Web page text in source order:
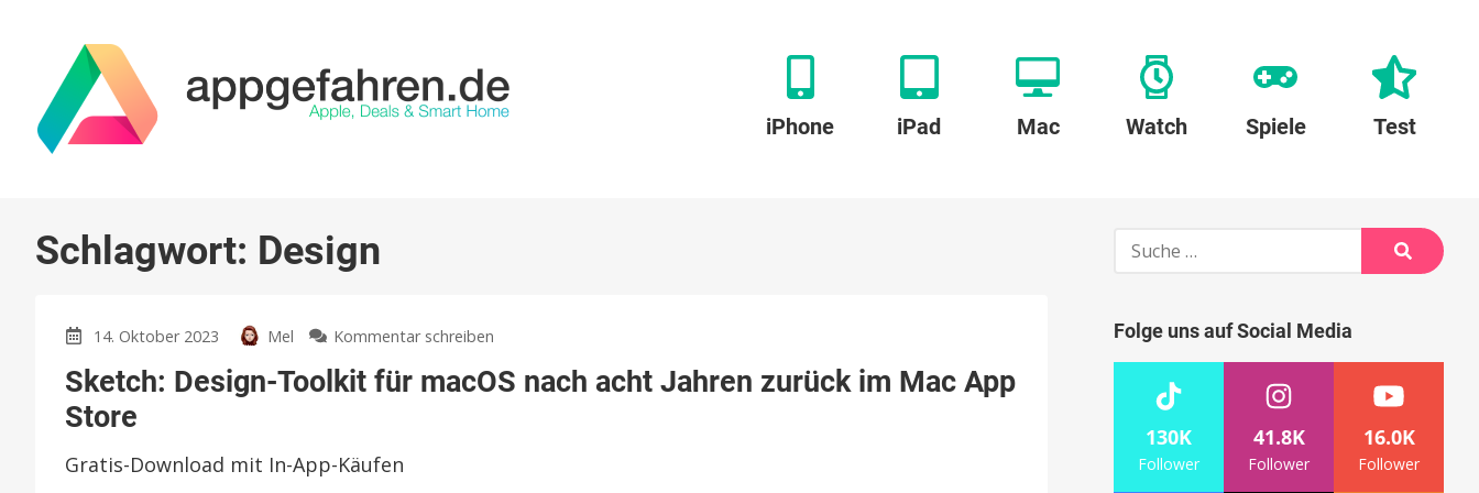
iPhone iPad Mac Watch Spiele Test
Schlagwort: Design
14. Oktober 2023 Mel Kommentar schreiben
Design-
Sketch: Design-Toolkit für macOS nach acht Jahren zurück im Mac App
Store
Gratis-Download mit In-App-Käufen
Suche
Suche
Folge uns auf Social Media
130K
Follower
41.8K
Follower
16.0K
Follower